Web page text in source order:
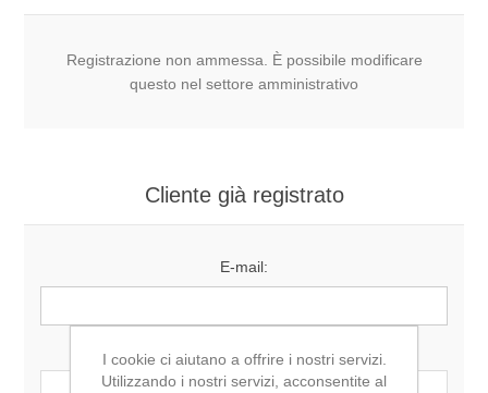
Registrazione non ammessa. È possibile modificare
questo nel settore amministrativo
Cliente già registrato
E-mail:
Password:
I cookie ci aiutano a offrire i nostri servizi.
Utilizzando i nostri servizi, acconsentite al